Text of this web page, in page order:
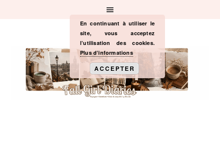
principale
En continuant à utiliser le
site, vous acceptez
l’utilisation des cookies.
Plus d’informations
ACCEPTER